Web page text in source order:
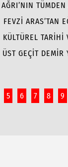
AĞRI’NIN
FEVZİ ARAS’TAN
KÜLTÜREL
ÜST GEÇİT
5 6 7 8 9